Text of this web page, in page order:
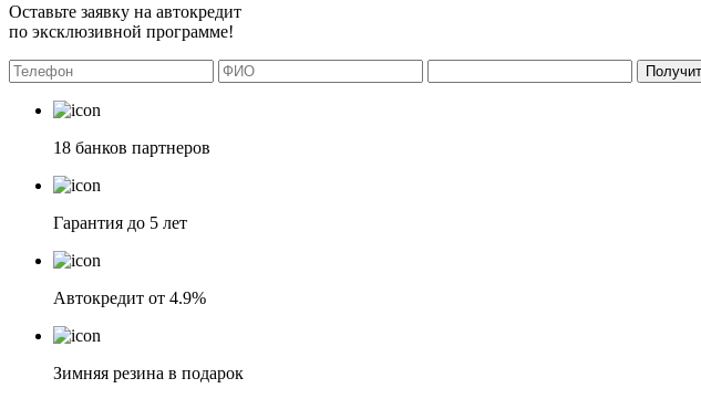
Оставьте заявку на автокредит
по эксклюзивной программе!
18 банков партнеров
Гарантия до 5 лет
Автокредит от 4.9%
Зимняя резина в подарок